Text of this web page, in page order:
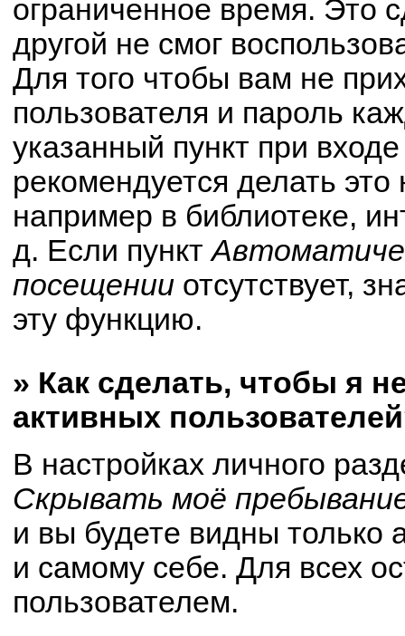
ограниченное время. Это
другой не смог
Для того чтобы вам не
пользователя и пароль
указанный пункт при
рекомендуется делать
например в библиотеке,
д. Если пункт
посещении отсутствует,
эту функцию.
» Как сделать, чтобы я
активных
В настройках личного
Скрывать моё
и вы будете видны только
и самому себе. Для всех
пользователем.